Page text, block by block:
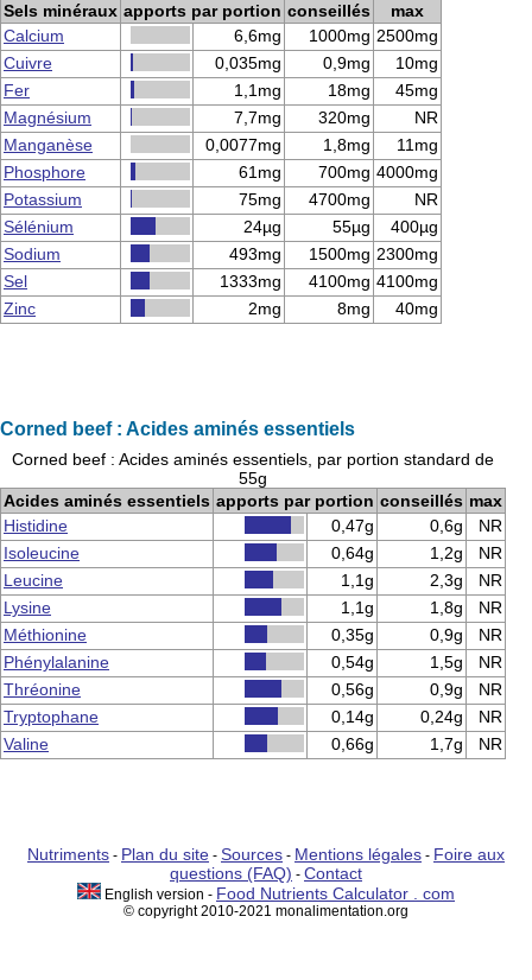
Sels minéraux apports par portion conseillés
max
Calcium
6,6mg 1000mg 2500mg
Cuivre
0,035mg 0,9mg
10mg
Fer
1,1mg 18mg
45mg
Magnésium
7,7mg 320mg
NR
Manganèse
0,0077mg 1,8mg
11mg
Phosphore
61mg 700mg 4000mg
Potassium
75mg 4700mg
NR
Sélénium
24µg 55µg
400µg
Sodium
493mg 1500mg 2300mg
Sel
1333mg 4100mg 4100mg
Zinc
2mg 8mg 40mg
Corned beef : Acides aminés essentiels
Corned beef : Acides aminés essentiels, par portion standard de
55g
Acides aminés essentiels apports par portion conseillés max
Histidine
0,47g 0,6g
NR
Isoleucine
0,64g 1,2g
NR
Leucine
1,1g 2,3g
NR
Lysine
1,1g 1,8g
NR
Méthionine
0,35g 0,9g
NR
Phénylalanine
0,54g 1,5g
NR
Thréonine
0,56g 0,9g
NR
Tryptophane
0,14g 0,24g
NR
Valine
0,66g 1,7g NR
Nutriments - Plan du site - Sources - Mentions légales - Foire aux
questions (FAQ) - Contact
English version - Food Nutrients Calculator . com
© copyright 2010-2021 monalimentation.org